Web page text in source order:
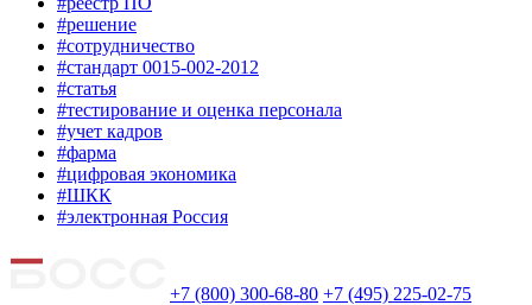
#решение
#сотрудничество
#стандарт 0015-002-2012
#статья
#тестирование и оценка персонала
#учет кадров
#фарма
#цифровая экономика
#ШКК
#электронная Россия
+7 (800) 300-68-80 +7 (495) 225-02-75